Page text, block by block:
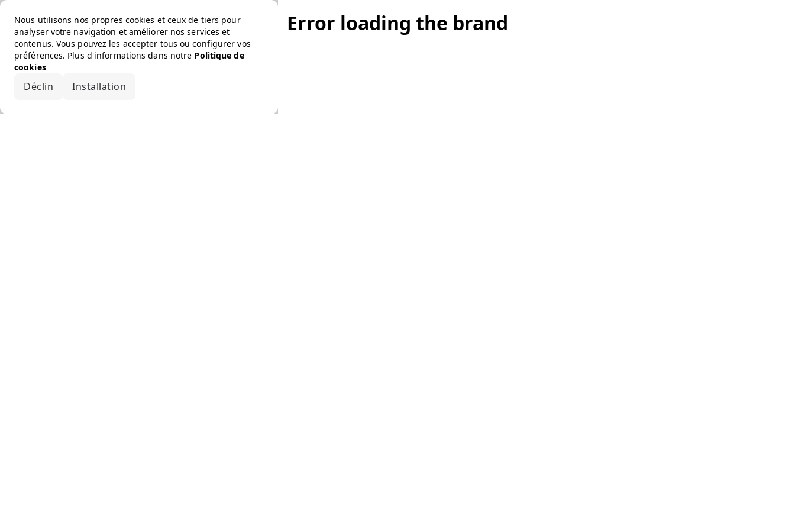
Nous utilisons nos propres cookies et ceux de tiers pour
analyser votre navigation et améliorer nos services et
contenus. Vous pouvez les accepter tous ou configurer vos
préférences. Plus d'informations dans notre Politique de
cookies
Déclin Installation
Error loading the brand